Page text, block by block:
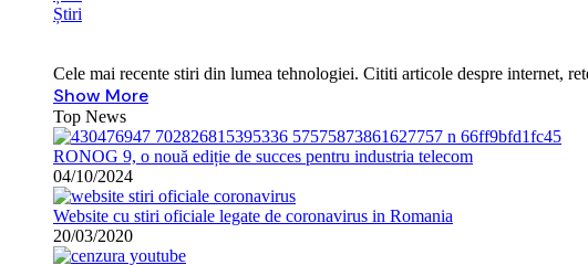
Știri
Cele mai recente stiri din lumea tehnologiei. Cititi articole despre internet,
Show More
Top News
RONOG 9, o nouă ediție de succes pentru industria telecom
04/10/2024
Website cu stiri oficiale legate de coronavirus in Romania
20/03/2020